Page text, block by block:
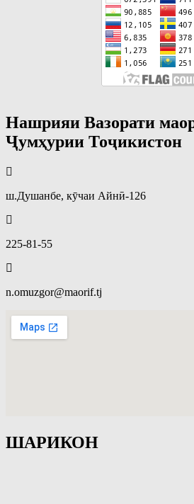
Нашрияи Вазорати
Ҷумҳурии Тоҷикистон
ш.Душанбе, кӯчаи Айнӣ-126
225-81-55
n.omuzgor@maorif.tj
ШАРИКОН